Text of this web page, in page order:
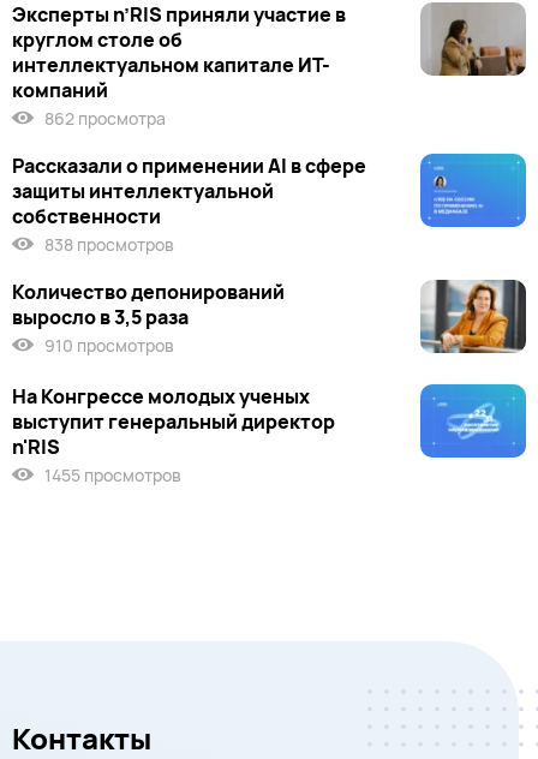
Эксперты n’RIS приняли участие в
круглом столе об
интеллектуальном капитале ИТ-
компаний
862 просмотра
Рассказали о применении AI в сфере
защиты интеллектуальной
собственности
838 просмотров
Количество депонирований
выросло в 3,5 раза
910 просмотров
На Конгрессе молодых ученых
выступит генеральный директор
n'RIS
1455 просмотров
Контакты